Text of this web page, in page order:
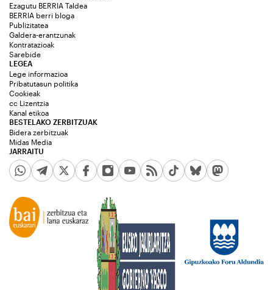
Ezagutu BERRIA Taldea
BERRIA berri bloga
Publizitatea
Galdera-erantzunak
Kontratazioak
Sarebide
JARRAITU
LEGEA
Lege informazioa
Pribatutasun politika
Cookieak
cc Lizentzia
Kanal etikoa
BESTELAKO ZERBITZUAK
Bidera zerbitzuak
Midas Media